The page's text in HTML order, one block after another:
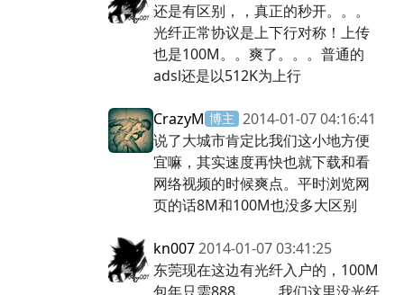
还是有区别，，真正的秒开。。。
光纤正常协议是上下行对称！上传
也是100M。。爽了。。。普通的
adsl还是以512K为上行
CrazyM 博主 2014-01-07 04:16:41
说了大城市肯定比我们这小地方便
宜嘛，其实速度再快也就下载和看
网络视频的时候爽点。平时浏览网
页的话8M和100M也没多大区别
kn0072014-01-07 03:41:25
东莞现在这边有光纤入户的，100M